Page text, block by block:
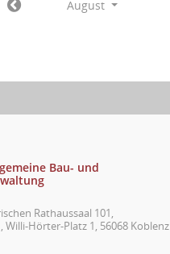
August
Bau- und
Rathaussaal 101,
Willi-Hörter-Platz 1, 56068 Koblenz